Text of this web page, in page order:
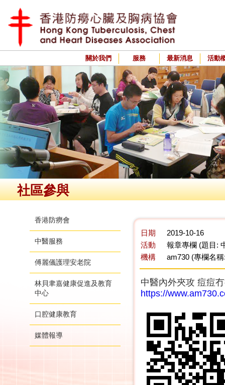
關於我們 服務 最新消息 活動
社區參與
香港防癆會
中醫服務
傅麗儀護理安老院
林貝聿嘉健康促進及教育
中心
口腔健康教育
媒體報導
日期
2019-10-16
活動
報章專欄 (題目:
機構
am730 (專欄名
中醫內外夾攻 痘痘
https://